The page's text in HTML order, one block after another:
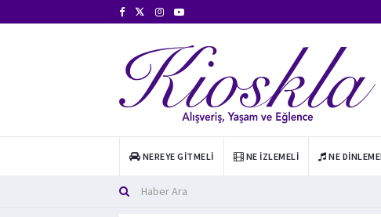
NEREYE GITMELI NE İZLEMELI NE